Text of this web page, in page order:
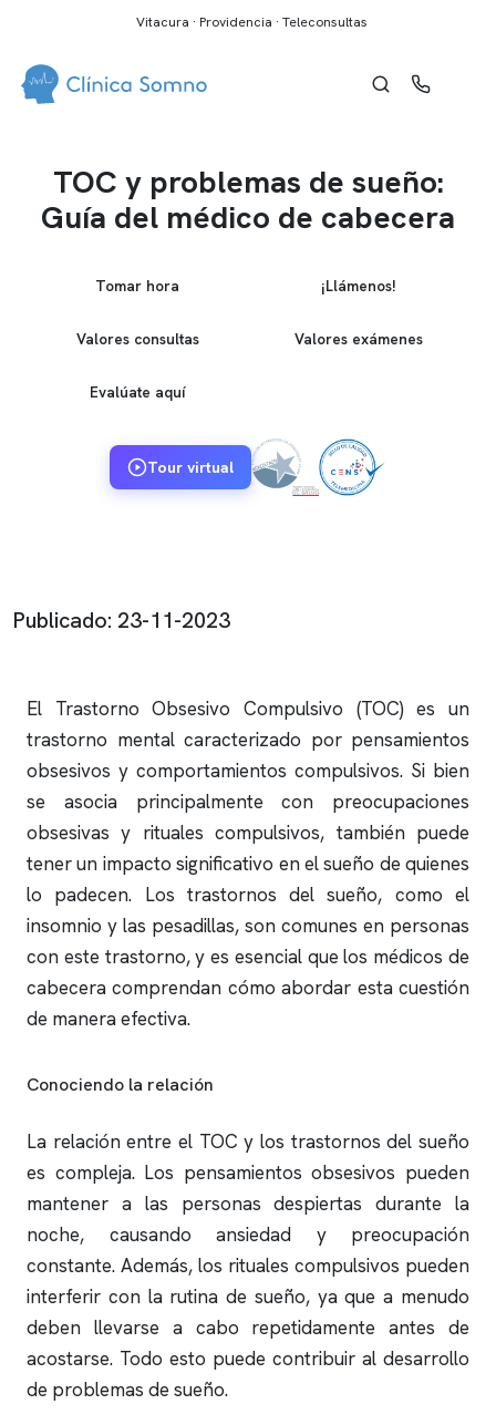
Vitacura · Providencia · Teleconsultas
TOC y problemas de sueño:
Guía del médico de cabecera
Tomar hora ¡Llámenos!
Valores consultas Valores exámenes
Evalúate aquí
Tour virtual
Publicado: 23-11-2023
El Trastorno Obsesivo Compulsivo (TOC) es un
trastorno mental caracterizado por pensamientos
obsesivos y comportamientos compulsivos. Si bien
se asocia principalmente con preocupaciones
obsesivas y rituales compulsivos, también puede
tener un impacto significativo en el sueño de quienes
lo padecen. Los trastornos del sueño, como el
insomnio y las pesadillas, son comunes en personas
con este trastorno, y es esencial que los médicos de
cabecera comprendan cómo abordar esta cuestión
de manera efectiva.
Conociendo la relación
La relación entre el TOC y los trastornos del sueño
es compleja. Los pensamientos obsesivos pueden
mantener a las personas despiertas durante la
noche, causando ansiedad y preocupación
constante. Además, los rituales compulsivos pueden
interferir con la rutina de sueño, ya que a menudo
deben llevarse a cabo repetidamente antes de
acostarse. Todo esto puede contribuir al desarrollo
de problemas de sueño.